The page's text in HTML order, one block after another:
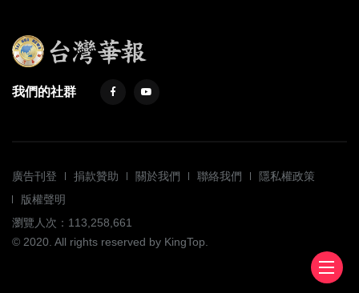
我們的社群
廣告刊登 捐款贊助 關於我們 聯絡我們
隱私權政策
版權聲明
瀏覽人次：113,258,661
© 2020. All rights reserved by KingTop.